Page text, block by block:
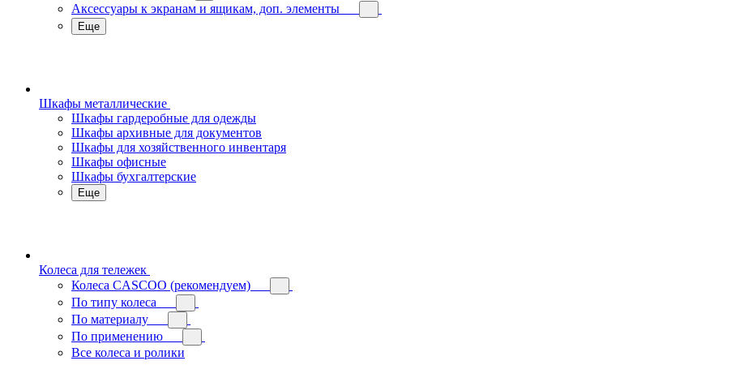
Аксессуары к экранам и ящикам, доп. элементы
Еще
Шкафы металлические
Шкафы гардеробные для одежды
Шкафы архивные для документов
Шкафы для хозяйственного инвентаря
Шкафы офисные
Шкафы бухгалтерские
Еще
Колеса для тележек
Колеса CASCOO (рекомендуем)
По типу колеса
По материалу
По применению
Все колеса и ролики